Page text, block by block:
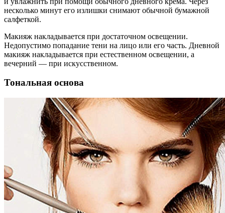
несколько минут его излишки снимают обычной бумажной
салфеткой.
Макияж накладывается при достаточном освещении.
Недопустимо попадание тени на лицо или его часть. Дневной
макияж накладывается при естественном освещении, а
вечерний — при искусственном.
Тональная основа